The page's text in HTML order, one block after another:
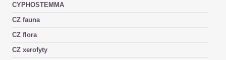
CYPHOSTEMMA
CZ fauna
CZ flora
CZ xerofyty